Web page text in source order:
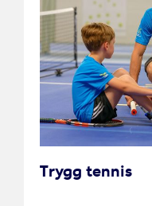
Trygg tennis